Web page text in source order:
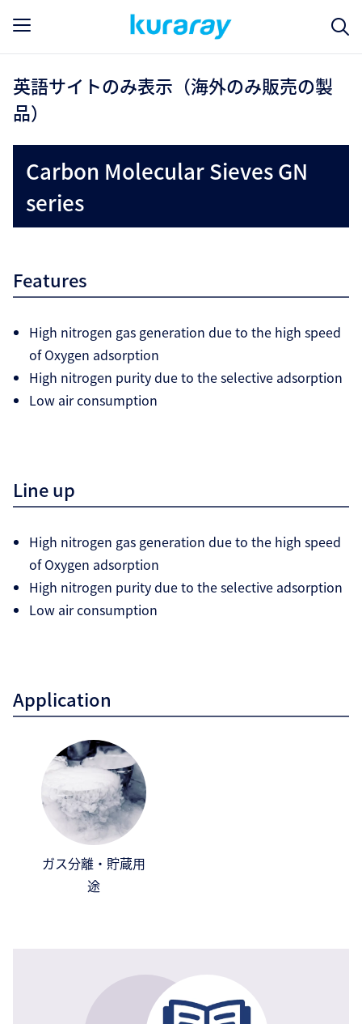
英語サイトのみ表示（海外のみ販売の製
品）
Carbon Molecular Sieves GN
series
Features
High nitrogen gas generation due to the high speed
of Oxygen adsorption
High nitrogen purity due to the selective adsorption
Low air consumption
Line up
High nitrogen gas generation due to the high speed
of Oxygen adsorption
High nitrogen purity due to the selective adsorption
Low air consumption
Application
ガス分離・貯蔵用
途